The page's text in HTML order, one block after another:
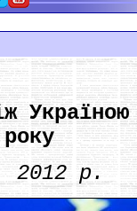
2012 р.